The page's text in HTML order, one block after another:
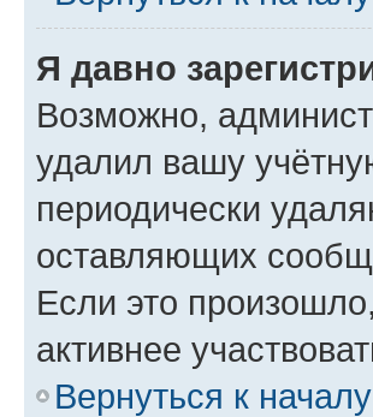
Я давно
Возможно,
удалил вашу
периодически
оставляющих
Если это
активнее
Вернуться к началу